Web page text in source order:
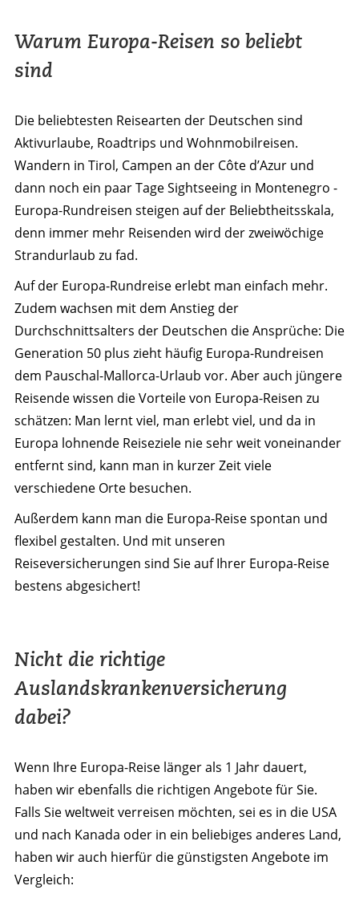
Warum Europa-Reisen so beliebt
sind
Die beliebtesten Reisearten der Deutschen sind
Aktivurlaube, Roadtrips und Wohnmobilreisen.
Wandern in Tirol, Campen an der Côte d’Azur und
dann noch ein paar Tage Sightseeing in Montenegro -
Europa-Rundreisen steigen auf der Beliebtheitsskala,
denn immer mehr Reisenden wird der zweiwöchige
Strandurlaub zu fad.
Auf der Europa-Rundreise erlebt man einfach mehr.
Zudem wachsen mit dem Anstieg der
Durchschnittsalters der Deutschen die Ansprüche: Die
Generation 50 plus zieht häufig Europa-Rundreisen
dem Pauschal-Mallorca-Urlaub vor. Aber auch jüngere
Reisende wissen die Vorteile von Europa-Reisen zu
schätzen: Man lernt viel, man erlebt viel, und da in
Europa lohnende Reiseziele nie sehr weit voneinander
entfernt sind, kann man in kurzer Zeit viele
verschiedene Orte besuchen.
Außerdem kann man die Europa-Reise spontan und
flexibel gestalten. Und mit unseren
Reiseversicherungen sind Sie auf Ihrer Europa-Reise
bestens abgesichert!
Nicht die richtige
Auslandskrankenversicherung
dabei?
Wenn Ihre Europa-Reise länger als 1 Jahr dauert,
haben wir ebenfalls die richtigen Angebote für Sie.
Falls Sie weltweit verreisen möchten, sei es in die USA
und nach Kanada oder in ein beliebiges anderes Land,
haben wir auch hierfür die günstigsten Angebote im
Vergleich: